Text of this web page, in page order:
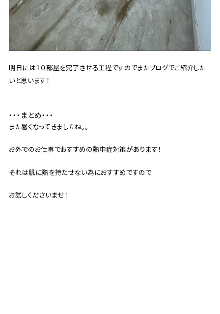
明日には１０部屋を完了させる工程ですのでまたブログでご紹介した
いと思います！
・・・まとめ・・・
また暑くなってきましたね。。
お外でのお仕事でおすすめの熱中症対策があります！
それは肌に熱を持たせない為におすすめですので
お試しくださいませ！